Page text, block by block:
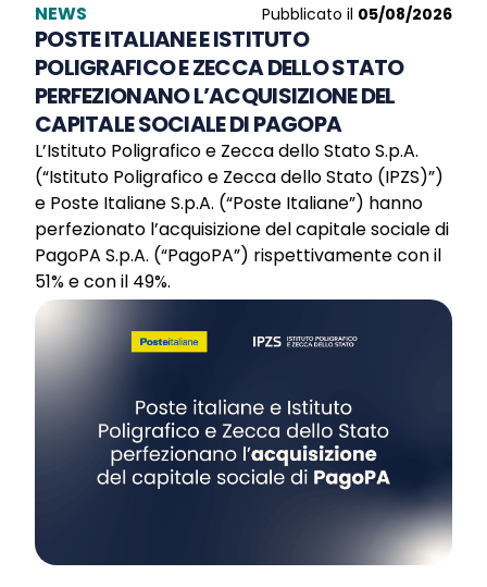
NEWS Pubblicato il 05/08/2026
POSTE ITALIANE E ISTITUTO
POLIGRAFICO E ZECCA DELLO STATO
PERFEZIONANO L’ACQUISIZIONE DEL
CAPITALE SOCIALE DI PAGOPA
L’Istituto Poligrafico e Zecca dello Stato S.p.A.
(“Istituto Poligrafico e Zecca dello Stato (IPZS)”)
e Poste Italiane S.p.A. (“Poste Italiane”) hanno
perfezionato l’acquisizione del capitale sociale di
PagoPA S.p.A. (“PagoPA”) rispettivamente con il
51% e con il 49%.